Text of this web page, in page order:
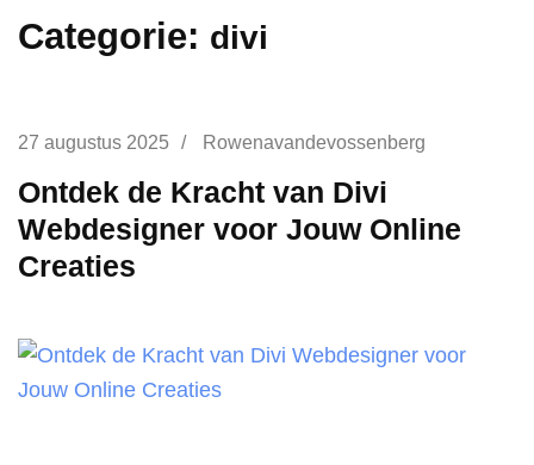
Categorie: divi
27 augustus 2025 / Rowenavandevossenberg
Ontdek de Kracht van Divi
Webdesigner voor Jouw Online
Creaties